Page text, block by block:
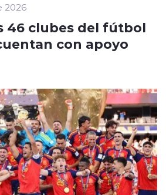
2026
46 clubes del fútbol
con apoyo